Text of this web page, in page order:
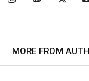
MORE FROM